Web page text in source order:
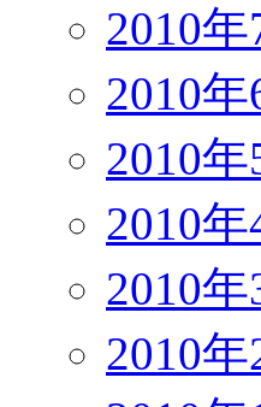
2010
2010
2010
2010
2010
2010